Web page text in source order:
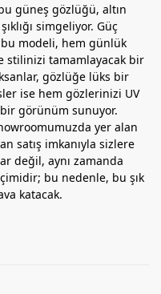
güneş gözlüğü, altın
simgeliyor. Güç
modeli, hem günlük
stilinizi tamamlayacak bir
gözlüğe lüks bir
ise hem gözlerinizi UV
bir görünüm sunuyor.
yer alan
satış imkanıyla sizlere
değil, aynı zamanda
bu nedenle, bu şık
katacak.